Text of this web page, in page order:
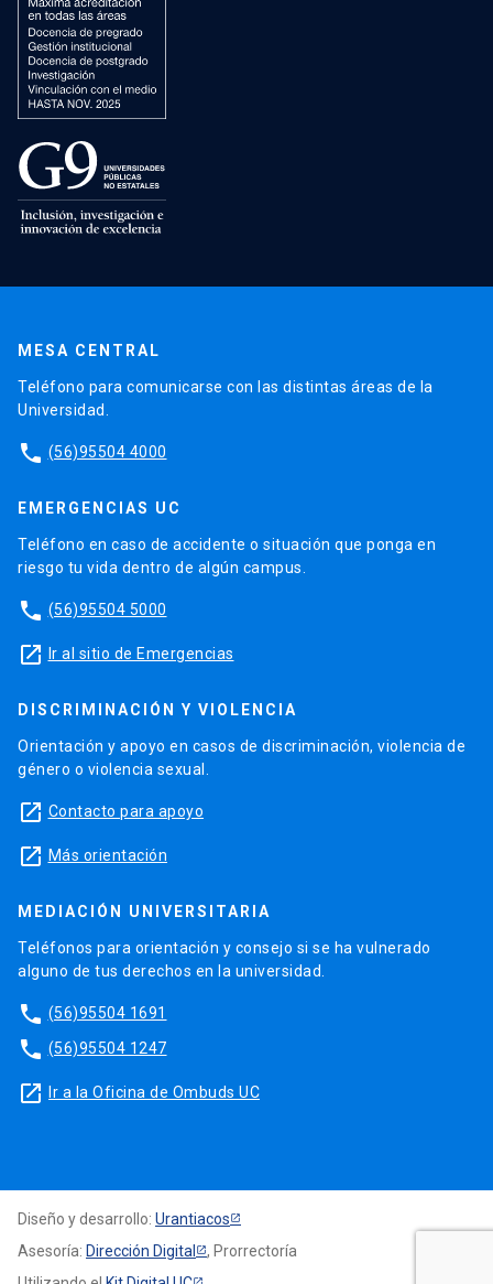
MESA CENTRAL
Teléfono para comunicarse con las distintas áreas de la
Universidad.
phone (56)95504 4000
EMERGENCIAS UC
Teléfono en caso de accidente o situación que ponga en
riesgo tu vida dentro de algún campus.
phone (56)95504 5000
launch Ir al sitio de Emergencias
DISCRIMINACIÓN Y VIOLENCIA
Orientación y apoyo en casos de discriminación, violencia de
género o violencia sexual.
launch Contacto para apoyo
launch Más orientación
MEDIACIÓN UNIVERSITARIA
Teléfonos para orientación y consejo si se ha vulnerado
alguno de tus derechos en la universidad.
phone (56)95504 1691
phone (56)95504 1247
launch Ir a la Oficina de Ombuds UC
Diseño y desarrollo: Urantiacos
Asesoría: Dirección Digital
, Prorrectoría